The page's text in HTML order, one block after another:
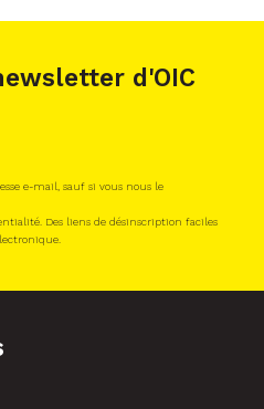
d'OIC
e-mail, sauf si vous nous le
Des liens de désinscription faciles